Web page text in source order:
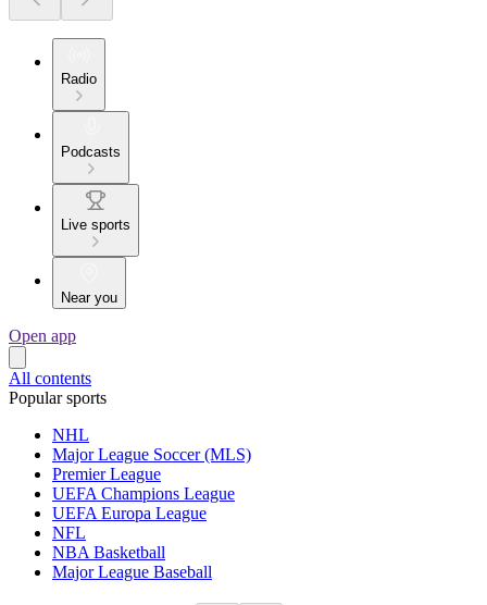
Radio
Podcasts
Live sports
Near you
Open app
All contents
Popular sports
NHL
Major League Soccer (MLS)
Premier League
UEFA Champions League
UEFA Europa League
NFL
NBA Basketball
Major League Baseball